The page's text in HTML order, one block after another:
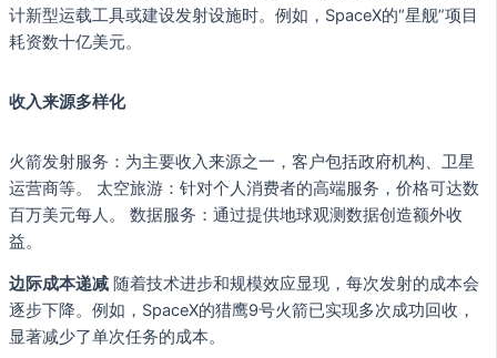
计新型运载工具或建设发射设施时。例如，SpaceX的“星舰”项目
耗资数十亿美元。
收入来源多样化
火箭发射服务：为主要收入来源之一，客户包括政府机构、卫星
运营商等。 太空旅游：针对个人消费者的高端服务，价格可达数
百万美元每人。 数据服务：通过提供地球观测数据创造额外收
益。
边际成本递减 随着技术进步和规模效应显现，每次发射的成本会
逐步下降。例如，SpaceX的猎鹰9号火箭已实现多次成功回收，
显著减少了单次任务的成本。